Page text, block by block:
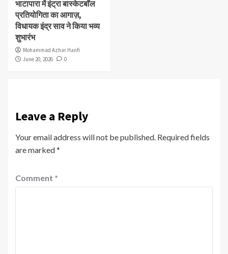
भाटापारा में इंट्रा बास्केटबॉल
प्रतियोगिता का आगाज़,
विधायक इंद्र साव ने किया भव्य
शुभारंभ
Mohammad Azhar Hanfi
June 20, 2026
0
Leave a Reply
Your email address will not be published. Required fields
are marked*
Comment *